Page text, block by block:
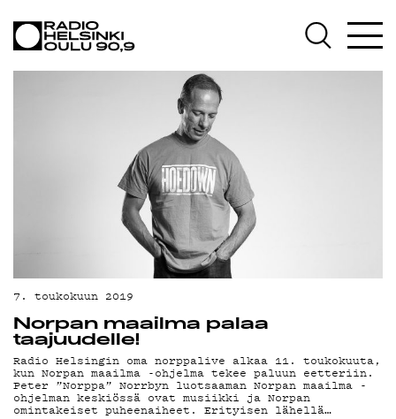
AJANKOHTAISTA
OHJELMAT
ON-DEMAND
PODCAST
MAINOSTA
YHTEYSTIEDOT
G LIVELAB
YSTÄVÄKLUBI
TIETOSUOJA
7. toukokuun 2019
Norpan maailma palaa
taajuudelle!
Radio Helsingin oma norppalive alkaa 11. toukokuuta,
kun Norpan maailma -ohjelma tekee paluun eetteriin.
Peter ”Norppa” Norrbyn luotsaaman Norpan maailma -
ohjelman keskiössä ovat musiikki ja Norpan
omintakeiset puheenaiheet. Erityisen lähellä…